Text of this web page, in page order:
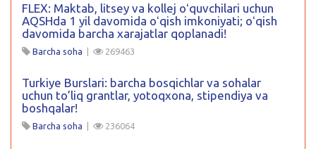
FLEX: Maktab, litsey va kollej oʻquvchilari uchun
AQSHda 1 yil davomida oʻqish imkoniyati; oʻqish
davomida barcha xarajatlar qoplanadi!
Barcha soha | 269463
Turkiye Burslari: barcha bosqichlar va sohalar
uchun to’liq grantlar, yotoqxona, stipendiya va
boshqalar!
Barcha soha | 236064